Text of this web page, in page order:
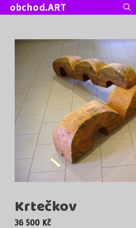
Přeskočit
na
obchod.ART
Krtečkov
36 500 Kč